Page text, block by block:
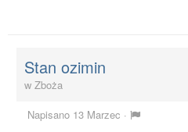
Stan ozimin
w Zboża
Napisano 13 Marzec ·